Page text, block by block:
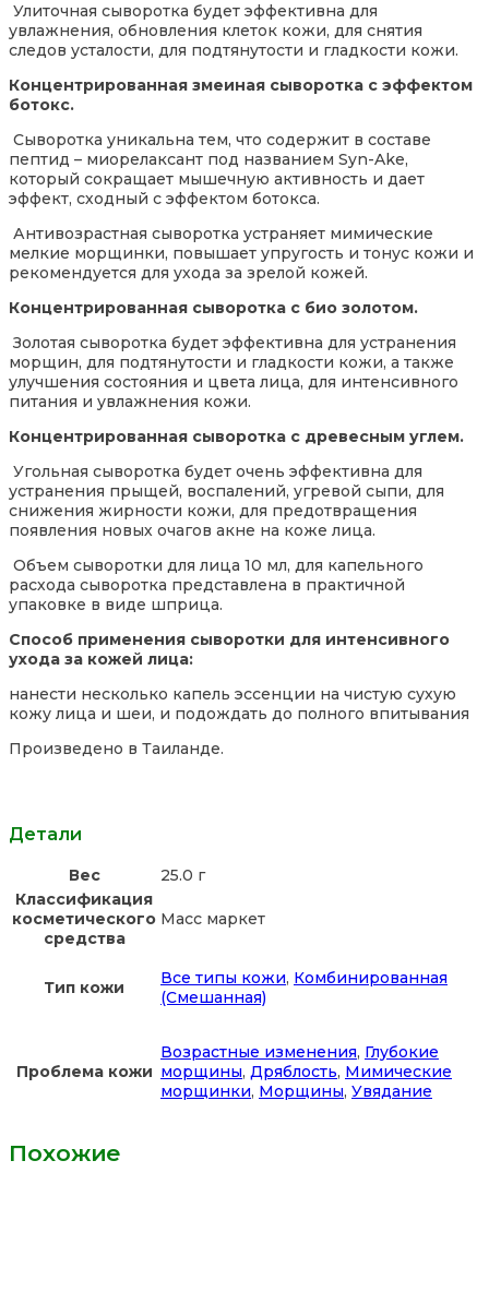
Улиточная сыворотка будет эффективна для
увлажнения, обновления клеток кожи, для снятия
следов усталости, для подтянутости и гладкости кожи.
Концентрированная змеиная сыворотка с эффектом
ботокс.
Сыворотка уникальна тем, что содержит в составе
пептид – миорелаксант под названием Syn-Ake,
который сокращает мышечную активность и дает
эффект, сходный с эффектом ботокса.
Антивозрастная сыворотка устраняет мимические
мелкие морщинки, повышает упругость и тонус кожи и
рекомендуется для ухода за зрелой кожей.
Концентрированная сыворотка с био золотом.
Золотая сыворотка будет эффективна для устранения
морщин, для подтянутости и гладкости кожи, а также
улучшения состояния и цвета лица, для интенсивного
питания и увлажнения кожи.
Концентрированная сыворотка с древесным углем.
Угольная сыворотка будет очень эффективна для
устранения прыщей, воспалений, угревой сыпи, для
снижения жирности кожи, для предотвращения
появления новых очагов акне на коже лица.
Объем сыворотки для лица 10 мл, для капельного
расхода сыворотка представлена в практичной
упаковке в виде шприца.
Способ применения сыворотки для интенсивного
ухода за кожей лица:
нанести несколько капель эссенции на чистую сухую
кожу лица и шеи, и подождать до полного впитывания
Произведено в Таиланде.
Детали
Вес
25.0 г
Классификация
косметического
средства
Масс маркет
Тип кожи Все типы кожи, Комбинированная
(Смешанная)
Проблема кожи
Возрастные изменения, Глубокие
морщины, Дряблость, Мимические
морщинки, Морщины, Увядание
Похожие